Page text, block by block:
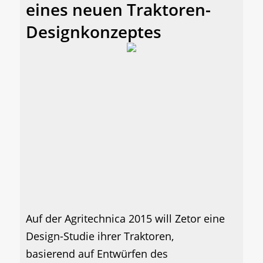
eines neuen Traktoren-
Designkonzeptes
Auf der Agritechnica 2015 will Zetor eine
Design-Studie ihrer Traktoren,
basierend auf Entwürfen des